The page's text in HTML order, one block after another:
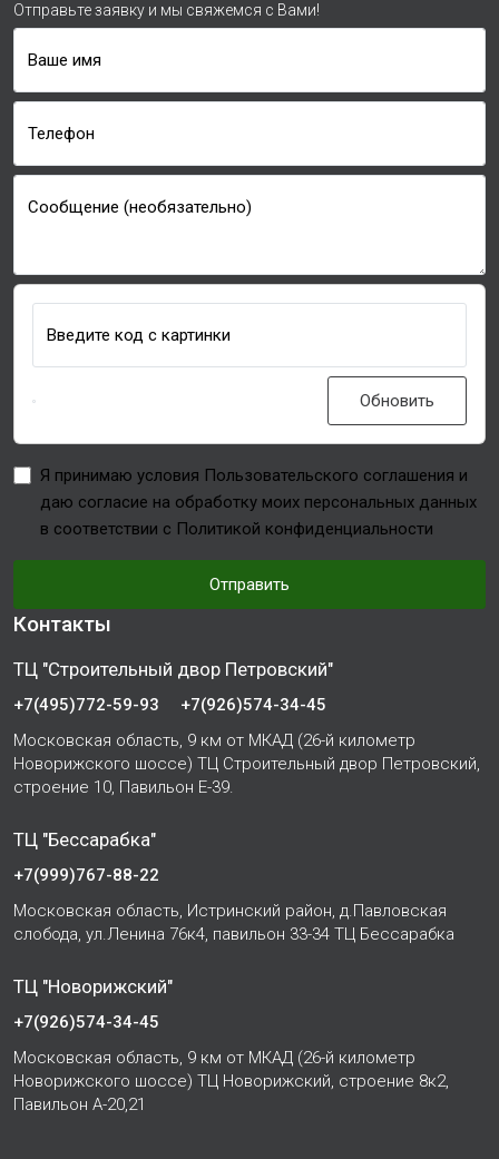
Отправьте заявку и мы свяжемся с Вами!
Ваше имя
Телефон
Сообщение (необязательно)
Введите код с картинки
Обновить
Я принимаю условия Пользовательского соглашения и
даю согласие на обработку моих персональных данных
в соответствии с Политикой конфиденциальности
Отправить
Контакты
ТЦ "Строительный двор Петровский"
+7(495)772-59-93
+7(926)574-34-45
Московская область, 9 км от МКАД (26-й километр
Новорижского шоссе) ТЦ Строительный двор Петровский,
строение 10, Павильон Е-39.
ТЦ "Бессарабка"
+7(999)767-88-22
Московская область, Истринский район, д.Павловская
слобода, ул.Ленина 76к4, павильон 33-34 ТЦ Бессарабка
ТЦ "Новорижский"
+7(926)574-34-45
Московская область, 9 км от МКАД (26-й километр
Новорижского шоссе) ТЦ Новорижский, строение 8к2,
Павильон А-20,21